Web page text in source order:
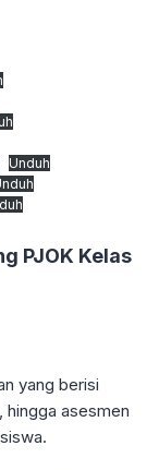
Unduh
PJOK Kelas
yang berisi
hingga asesmen